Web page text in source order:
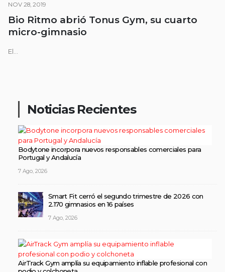
NOV 28, 2019
Bio Ritmo abrió Tonus Gym, su cuarto
micro-gimnasio
El...
Noticias Recientes
Bodytone incorpora nuevos responsables comerciales para
Portugal y Andalucía
7 Ago, 2026
Smart Fit cerró el segundo trimestre de 2026 con
2.170 gimnasios en 16 países
7 Ago, 2026
AirTrack Gym amplía su equipamiento inflable profesional con